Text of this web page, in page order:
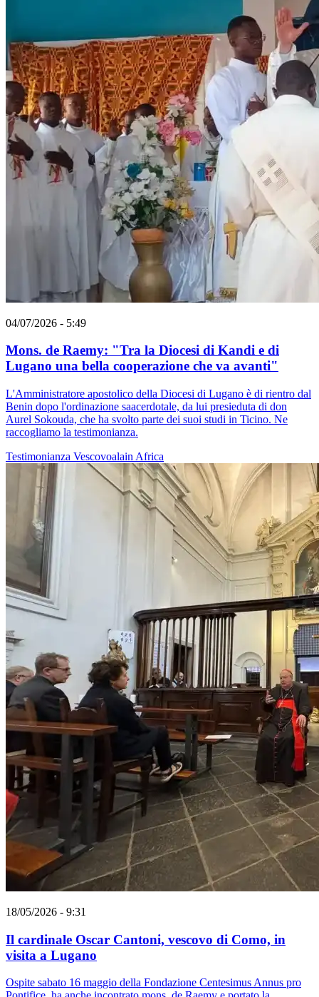
04/07/2026 - 5:49
Mons. de Raemy: "Tra la Diocesi di Kandi e di
Lugano una bella cooperazione che va avanti"
L'Amministratore apostolico della Diocesi di Lugano è di rientro dal
Benin dopo l'ordinazione saacerdotale, da lui presieduta di don
Aurel Sokouda, che ha svolto parte dei suoi studi in Ticino. Ne
raccogliamo la testimonianza.
Testimonianza Vescovoalain Africa
18/05/2026 - 9:31
Il cardinale Oscar Cantoni, vescovo di Como, in
visita a Lugano
Ospite sabato 16 maggio della Fondazione Centesimus Annus pro